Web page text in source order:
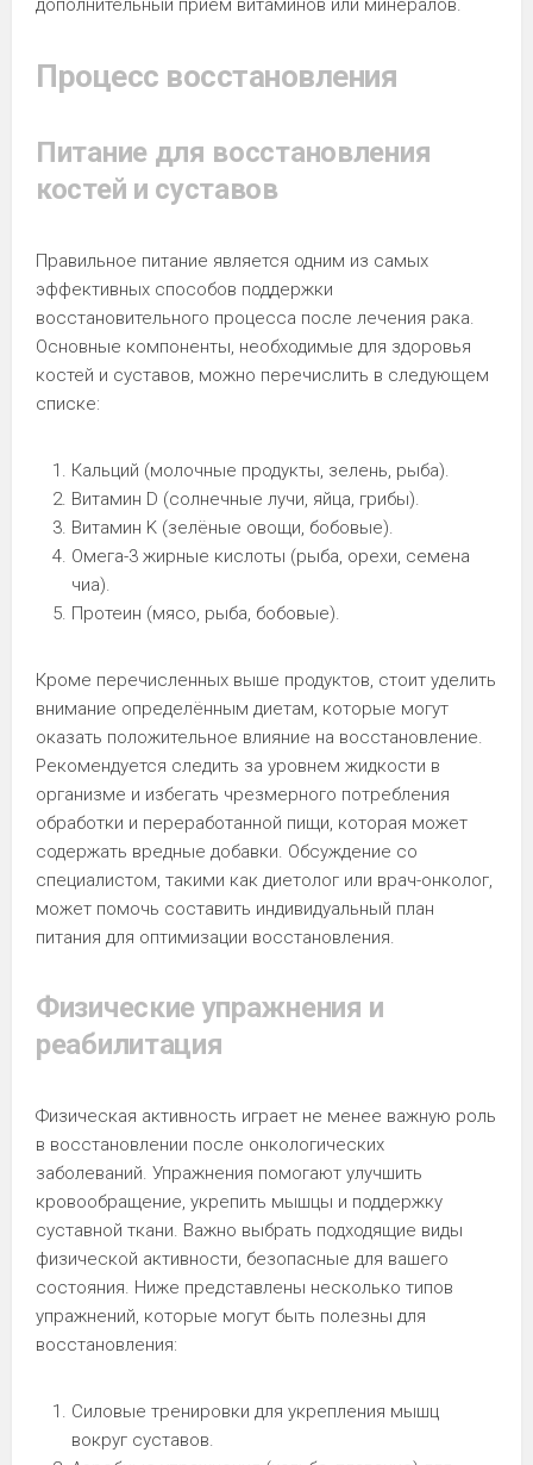
дополнительный прием витаминов или минералов.
Процесс восстановления
Питание для восстановления
костей и суставов
Правильное питание является одним из самых
эффективных способов поддержки
восстановительного процесса после лечения рака.
Основные компоненты, необходимые для здоровья
костей и суставов, можно перечислить в следующем
списке:
Кальций (молочные продукты, зелень, рыба).
Витамин D (солнечные лучи, яйца, грибы).
Витамин K (зелёные овощи, бобовые).
Омега-3 жирные кислоты (рыба, орехи, семена
чиа).
Протеин (мясо, рыба, бобовые).
Кроме перечисленных выше продуктов, стоит уделить
внимание определённым диетам, которые могут
оказать положительное влияние на восстановление.
Рекомендуется следить за уровнем жидкости в
организме и избегать чрезмерного потребления
обработки и переработанной пищи, которая может
содержать вредные добавки. Обсуждение со
специалистом, такими как диетолог или врач-онколог,
может помочь составить индивидуальный план
питания для оптимизации восстановления.
Физические упражнения и
реабилитация
Физическая активность играет не менее важную роль
в восстановлении после онкологических
заболеваний. Упражнения помогают улучшить
кровообращение, укрепить мышцы и поддержку
суставной ткани. Важно выбрать подходящие виды
физической активности, безопасные для вашего
состояния. Ниже представлены несколько типов
упражнений, которые могут быть полезны для
восстановления:
Силовые тренировки для укрепления мышц
вокруг суставов.